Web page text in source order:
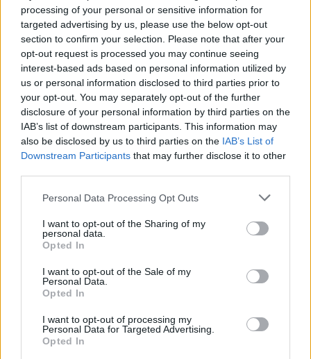
processing of your personal or sensitive information for
targeted advertising by us, please use the below opt-out
section to confirm your selection. Please note that after your
opt-out request is processed you may continue seeing
interest-based ads based on personal information utilized by
us or personal information disclosed to third parties prior to
your opt-out. You may separately opt-out of the further
disclosure of your personal information by third parties on the
IAB’s list of downstream participants. This information may
also be disclosed by us to third parties on the IAB’s List of
Downstream Participants that may further disclose it to other
Personal Data Processing Opt Outs
I want to opt-out of the Sharing of my
personal data.
Opted In
I want to opt-out of the Sale of my
Personal Data.
Opted In
I want to opt-out of processing my
Personal Data for Targeted Advertising.
Opted In